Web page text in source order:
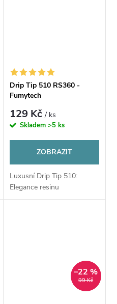
Drip Tip 510 RS360 -
Fumytech
129 Kč/ ks
Skladem >5 ks
ZOBRAZIT
Luxusní Drip Tip 510:
Elegance resinu
99 Kč
–22 %